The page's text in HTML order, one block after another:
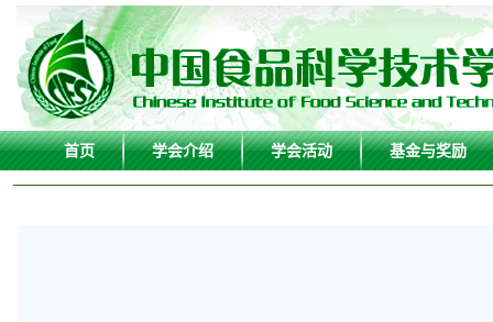
首页 学会介绍 学会活动 基金与奖励